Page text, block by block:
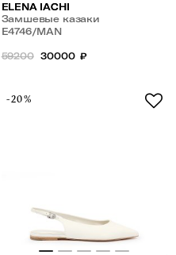
ELENA IACHI
Замшевые казаки
E4746/MAN
59200 30000 ₽
-20%